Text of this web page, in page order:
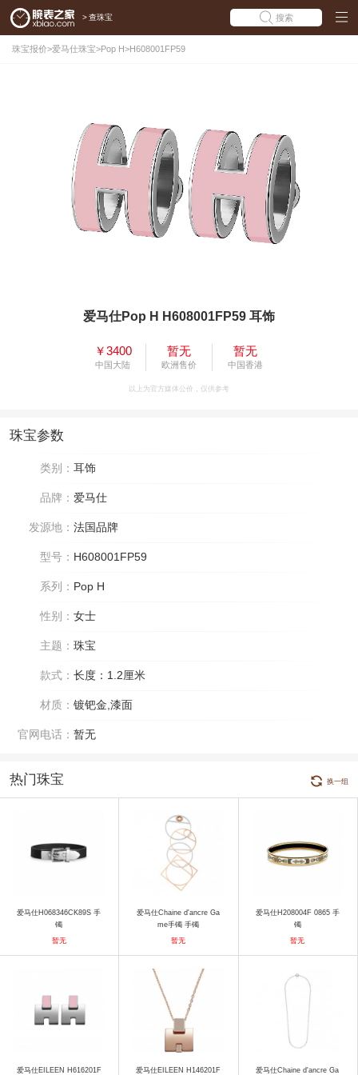
> 查珠宝 搜索
珠宝报价>爱马仕珠宝>Pop H>H608001FP59
爱马仕Pop H H608001FP59 耳饰
￥3400
中国大陆
暂无
欧洲售价
暂无
中国香港
以上为官方媒体公价，仅供参考
珠宝参数
类别： 耳饰
品牌： 爱马仕
发源地： 法国品牌
型号： H608001FP59
系列： Pop H
性别： 女士
主题： 珠宝
款式： 长度：1.2厘米
材质： 镀钯金,漆面
官网电话： 暂无
热门珠宝 换一组
爱马仕H068346CK89S 手
镯
暂无
爱马仕Chaine d'ancre Ga
me手镯 手镯
暂无
爱马仕H208004F 0865 手
镯
暂无
爱马仕EILEEN H616201F 爱马仕EILEEN H146201F 爱马仕Chaine d'ancre Ga